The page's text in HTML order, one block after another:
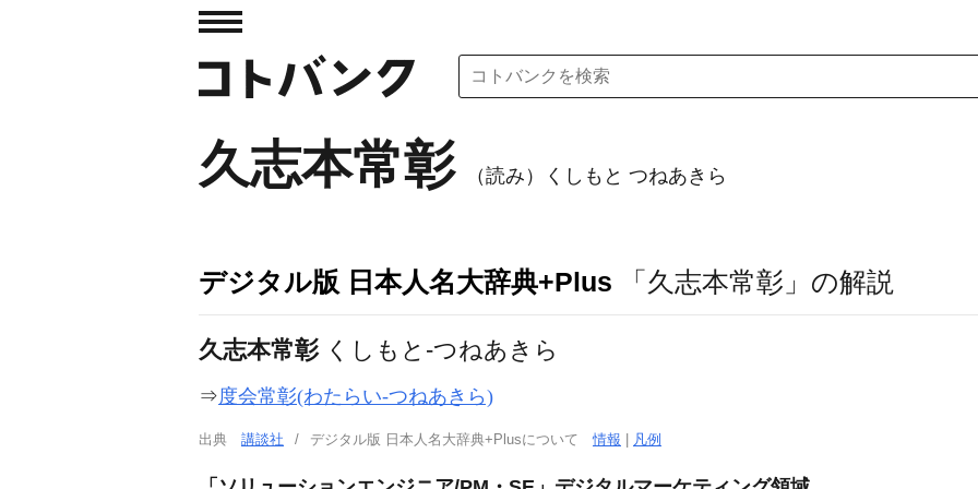
久志本常彰 （読み）くしもと つねあきら
デジタル版 日本人名大辞典+Plus 「久志本常彰」の解説
久志本常彰 くしもと-つねあきら
⇒度会常彰(わたらい-つねあきら)
出典 講談社 デジタル版 日本人名大辞典+Plusについて情報 凡例